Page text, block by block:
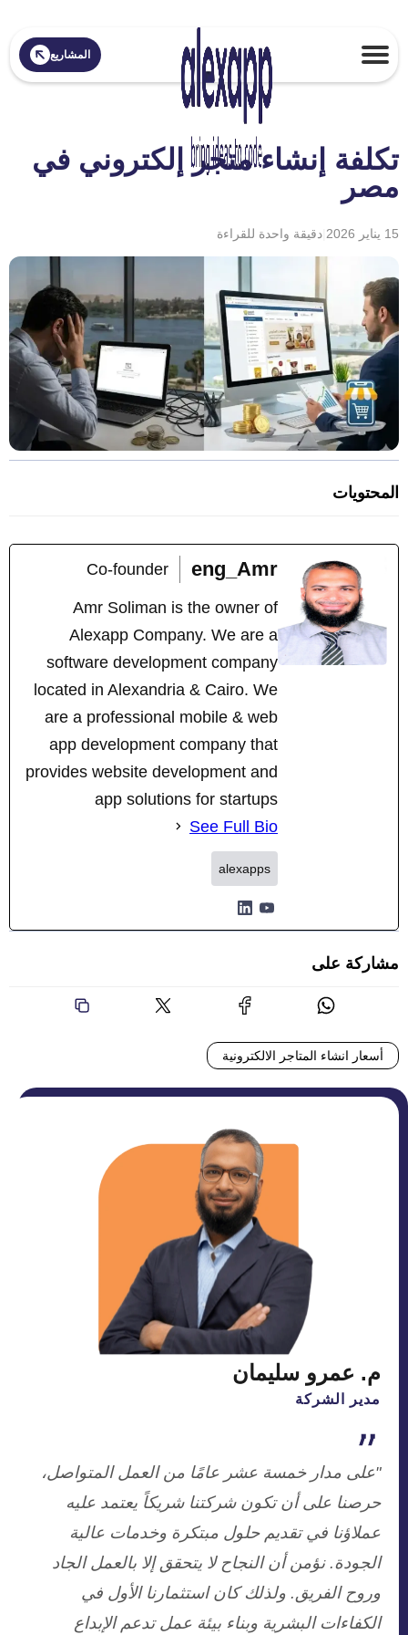
المشاريع
تكلفة إنشاء متجر إلكتروني في
مصر
15 يناير 2026 دقيقة واحدة للقراءة
المحتويات
eng_Amr
Co-founder
Amr Soliman is the owner of
Alexapp Company. We are a
software development company
located in Alexandria & Cairo. We
are a professional mobile & web
app development company that
provides website development and
app solutions for startups
See Full Bio
alexapps
مشاركة على
أسعار انشاء المتاجر الالكترونية
م. عمرو سليمان
مدير الشركة
"على مدار خمسة عشر عامًا من العمل المتواصل،
حرصنا على أن تكون شركتنا شريكاً يعتمد عليه
عملاؤنا في تقديم حلول مبتكرة وخدمات عالية
الجودة. نؤمن أن النجاح لا يتحقق إلا بالعمل الجاد
وروح الفريق. ولذلك كان استثمارنا الأول في
الكفاءات البشرية وبناء بيئة عمل تدعم الإبداع